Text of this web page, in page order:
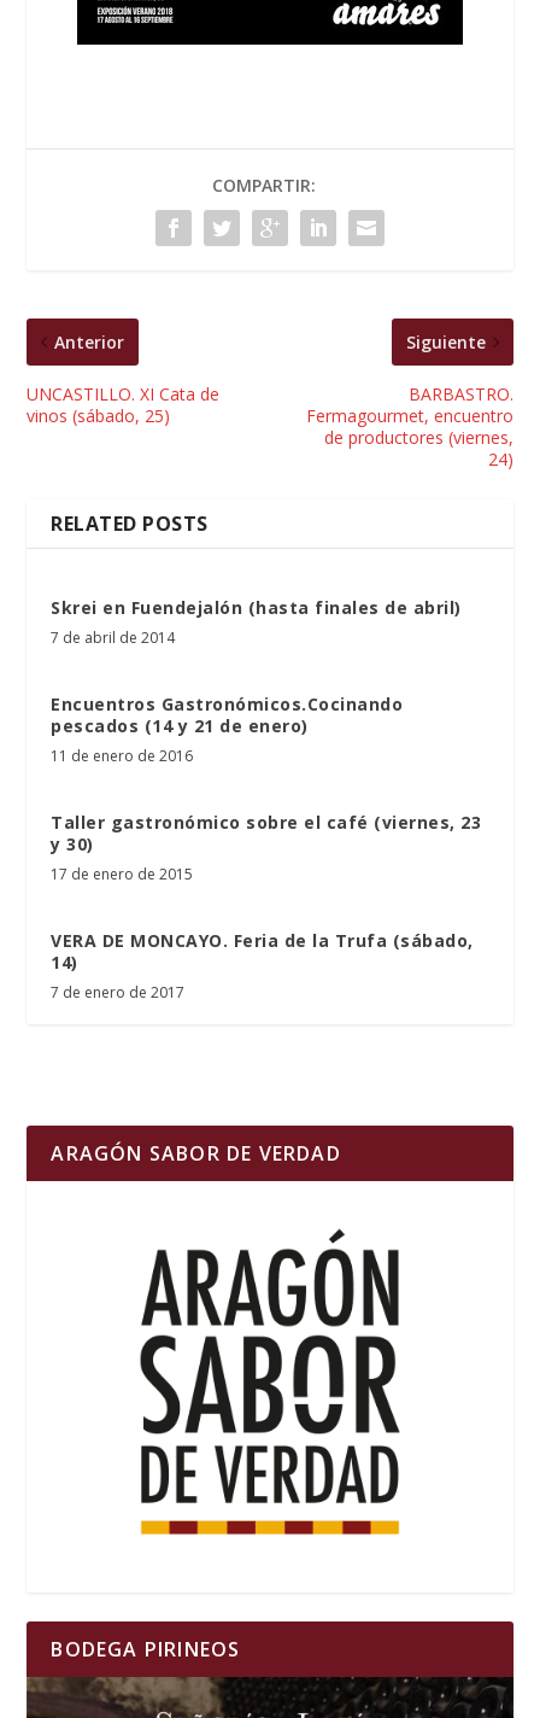
COMPARTIR:
Anterior
UNCASTILLO. XI Cata de
vinos (sábado, 25)
Siguiente
BARBASTRO.
Fermagourmet, encuentro
de productores (viernes,
24)
RELATED POSTS
Skrei en Fuendejalón (hasta finales de abril)
7 de abril de 2014
Encuentros Gastronómicos.Cocinando
pescados (14 y 21 de enero)
11 de enero de 2016
Taller gastronómico sobre el café (viernes, 23
y 30)
17 de enero de 2015
VERA DE MONCAYO. Feria de la Trufa (sábado,
14)
7 de enero de 2017
ARAGÓN SABOR DE VERDAD
BODEGA PIRINEOS